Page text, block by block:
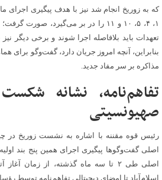
۱، ۴، ۵، ۱۰ و ۱۱ را در بر می‌گیرد،
تعهدات باید بلافاصله اجرا شوند و برخی دیگر
بنابراین، آنچه امروز جریان دارد، گفت‌وگو برای
مذاکره بر سر مفاد جدید.
تفاهم‌نامه، نشانه
صهیونسیتی
رئیس قوه مقننه با اشاره به نشست زوریخ در
اصلی گفت‌وگوها پیگیری اجرای همین پنج بند
اصلی طی ۲ تا سه ماه گذشته، از
اسلام‌آباد تا امضای دیجیتالی تفاهم‌نامه توسط